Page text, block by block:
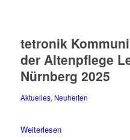
tetronik
der Altenpflege
Nürnberg 2025
Aktuelles, Neuheiten
Weiterlesen